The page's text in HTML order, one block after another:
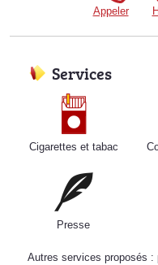
Appeler
Services
Cigarettes et tabac
Presse
Autres services proposés